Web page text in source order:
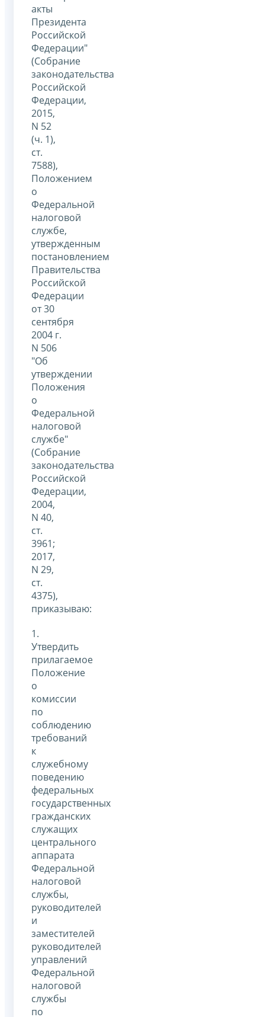
акты
Президента
Российской
Федерации"
(Собрание
законодательства
Российской
Федерации,
2015,
N 52
(ч. 1),
ст.
7588),
Положением
о
Федеральной
налоговой
службе,
утвержденным
постановлением
Правительства
Российской
Федерации
от 30
сентября
2004 г.
N 506
"Об
утверждении
Положения
о
Федеральной
налоговой
службе"
(Собрание
законодательства
Российской
Федерации,
2004,
N 40,
ст.
3961;
2017,
N 29,
ст.
4375),
приказываю:
1.
Утвердить
прилагаемое
Положение
о
комиссии
по
соблюдению
требований
к
служебному
поведению
федеральных
государственных
гражданских
служащих
центрального
аппарата
Федеральной
налоговой
службы,
руководителей
и
заместителей
руководителей
управлений
Федеральной
налоговой
службы
по